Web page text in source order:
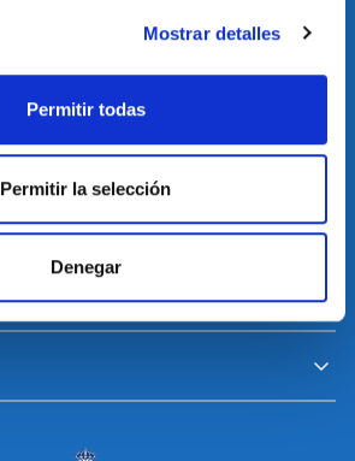
Mostrar detalles
Permitir todas
Permitir la selección
Denegar